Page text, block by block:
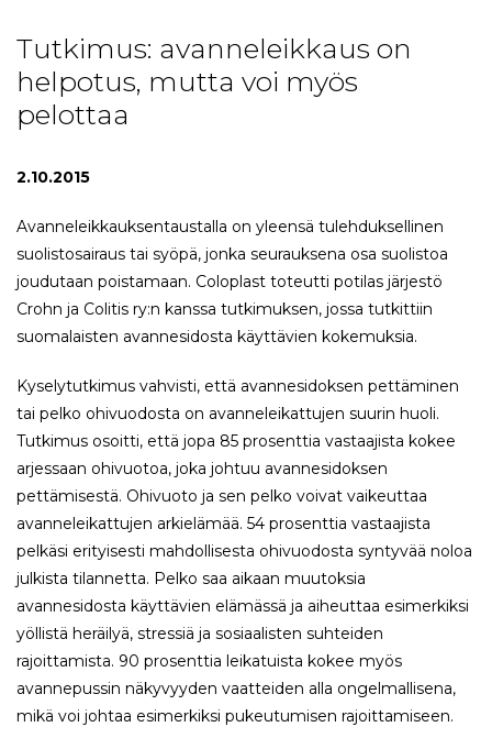
Tutkimus: avanneleikkaus on
helpotus, mutta voi myös
pelottaa
2.10.2015
Avanneleikkauksen​taustalla on yleensä tulehduksellinen
suolistosairaus tai syöpä, jonka seurauksena osa suolistoa
joudutaan poistamaan. C​oloplast toteutti potilas järjestö
Crohn ja Colitis ry:n kanssa tutkimuksen, jossa tutkittiin
suomalaisten avannesidosta käyttävien kokemuksia.
Kyselytutkimus vahvisti, että avannesidoksen pettäminen
tai pelko ohivuodosta on avanneleikattujen suurin huoli.
Tutkimus osoitti, että jopa 85 prosenttia vastaajista kokee
arjessaan ohivuotoa, joka johtuu avannesidoksen
pettämisestä. Ohivuoto ja sen pelko voivat vaikeuttaa
avanneleikattujen arkielämää. 54 prosenttia vastaajista
pelkäsi erityisesti mahdollisesta ohivuodosta syntyvää noloa
julkista tilannetta. Pelko saa aikaan muutoksia
avannesidosta käyttävien elämässä ja aiheuttaa esimerkiksi
yöllistä heräilyä, stressiä ja sosiaalisten suhteiden
rajoittamista. 90 prosenttia leikatuista kokee myös
avannepussin näkyvyyden vaatteiden alla ongelmallisena,
mikä voi johtaa esimerkiksi pukeutumisen rajoittamiseen.